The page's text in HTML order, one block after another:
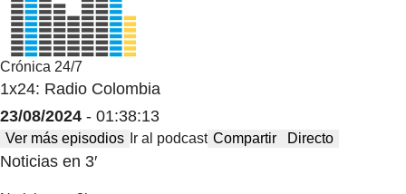
Crónica 24/7
1x24: Radio Colombia
23/08/2024 - 01:38:13
Ver más episodios Ir al podcast Compartir Directo
Noticias en 3′